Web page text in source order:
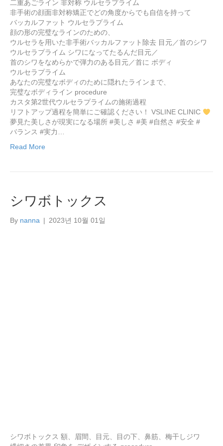
二重あごライン 非対称 ウルセラプライム
非手術の顔面非対称矯正でどの角度からでも自信を持って
バッカルファット ウルセラプライム
顔の形の完璧なラインのための、
ウルセラを用いた非手術バッカルファット除去 目元／首のシワ
ウルセラプライム シワになってたるんだ目元／
首のシワをなめらかで弾力のある目元／首に ボディ
ウルセラプライム
あなたの完璧なボディのために隠れたラインまで、
完璧なボディライン procedure
カスタ第2世代ウルセラプライムの施術過程
リフトアップ過程を簡単にご確認ください！ VSLINE CLINIC
夢見た美しさが現実になる場所 #美しさ #美 #自然さ #安全 #
バランス #実力…
Read More
シワボトックス
By nanna | 2023년 10월 01일
シワボトックス 額、眉間、目元、目の下、鼻筋、梅干しジワ